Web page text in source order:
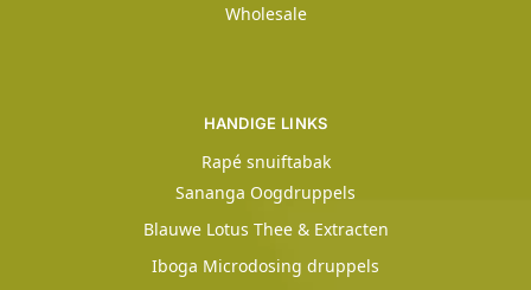
Wholesale
HANDIGE LINKS
Rapé snuiftabak
Sananga Oogdruppels
Blauwe Lotus Thee & Extracten
Iboga Microdosing druppels